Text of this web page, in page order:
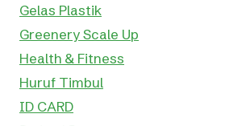
Gelas Plastik
Greenery Scale Up
Health & Fitness
Huruf Timbul
ID CARD